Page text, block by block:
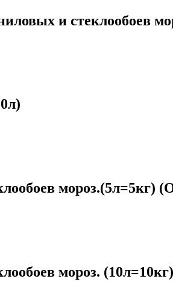
и стеклообоев
мороз.(5л=5кг)
мороз.